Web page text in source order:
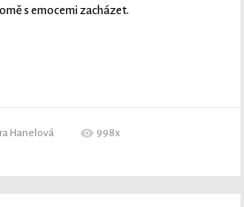
s emocemi zacházet.
Hanelová
998x